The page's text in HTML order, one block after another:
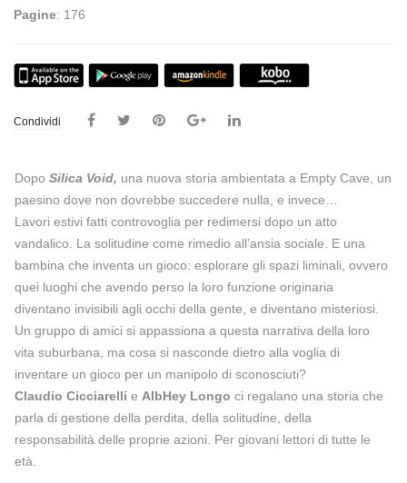
Pagine: 176
Condividi
Dopo Silica Void, una nuova storia ambientata a Empty Cave, un
paesino dove non dovrebbe succedere nulla, e invece…
Lavori estivi fatti controvoglia per redimersi dopo un atto
vandalico. La solitudine come rimedio all’ansia sociale. E una
bambina che inventa un gioco: esplorare gli spazi liminali, ovvero
quei luoghi che avendo perso la loro funzione originaria
diventano invisibili agli occhi della gente, e diventano misteriosi.
Un gruppo di amici si appassiona a questa narrativa della loro
vita suburbana, ma cosa si nasconde dietro alla voglia di
inventare un gioco per un manipolo di sconosciuti?
Claudio Cicciarelli e AlbHey Longo ci regalano una storia che
parla di gestione della perdita, della solitudine, della
responsabilità delle proprie azioni. Per giovani lettori di tutte le
età.